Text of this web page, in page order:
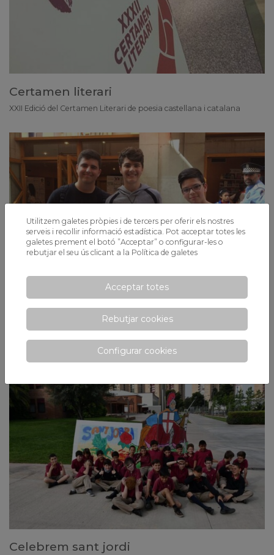
Certamen literari
XXII Edició del Certamen Literari de poesia castellana i catalana
Finalistes del viè concurs de fotografia
Celebrem sant jordi
Utilitzem galetes pròpies i de tercers per oferir els nostres
serveis i recollir informació estadística. Pot acceptar totes les
galetes prement el botó ”Acceptar” o configurar-les o
rebutjar el seu ús clicant a la Política de galetes
Acceptar totes
Rebutjar cookies
Configurar cookies